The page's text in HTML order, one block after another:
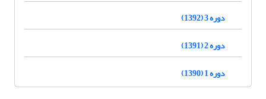
دوره 3 (1392)
دوره 2 (1391)
دوره 1 (1390)